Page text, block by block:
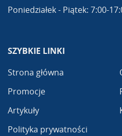
Poniedziałek - Piątek: 7:00-
SZYBKIE LINKI
Strona główna
Promocje
Artykuły
Polityka prywatności